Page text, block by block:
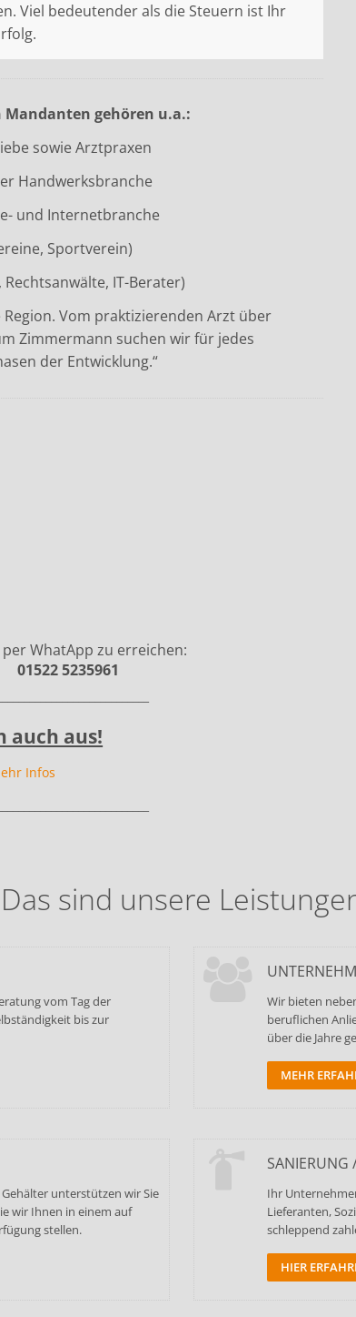
Viel bedeutender als die Steuern ist Ihr
gehören u.a.:
sowie Arztpraxen
Handwerksbranche
und Internetbranche
Sportverein)
IT-Berater)
Vom praktizierenden Arzt über
Zimmermann suchen wir für jedes
der Entwicklung.“
WhatApp zu erreichen:
5235961
auch aus!
Infos
Das sind unsere
vom Tag der
bis zur
Wir bieten
beruflichen
über die Jahre
MEHR
unterstützen wir Sie
wir Ihnen in einem auf
stellen.
SANIERUNG
Ihr
Lieferanten,
schleppend
HIER